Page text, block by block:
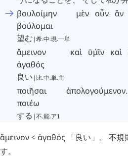
βουλοίμην
βούλομαι
望む |希.中.現.一単
μὲν οὖν ἂν
ἄμεινον
ἀγαθός
良い |比.中.単.主
καὶ ῡ῾
μῖν καὶ
ποιῆσαι
ποιέω
する |不.能.ア1
ἀπολογούμενον.
ἄμεινον < ἀγαθός 「良い」。 不
す。